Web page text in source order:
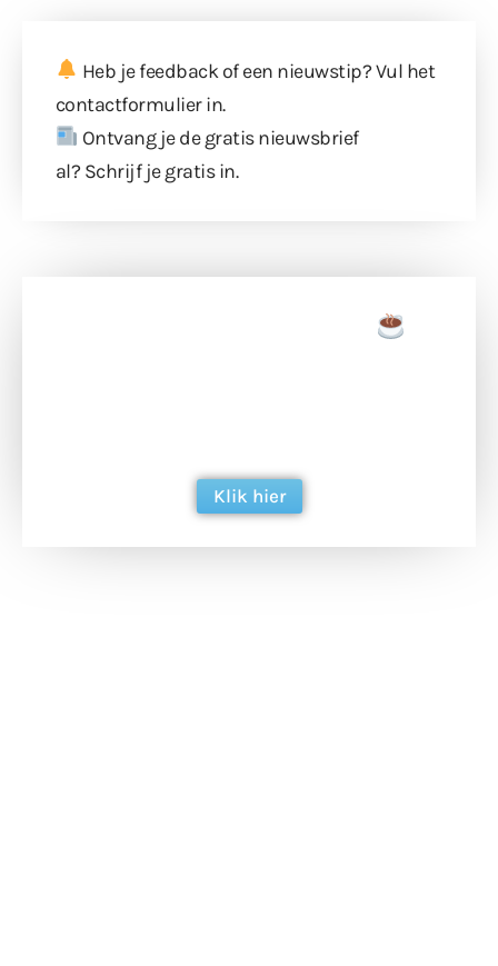
Heb je feedback of een nieuwstip? Vul het
contactformulierin.
Ontvang je de gratis nieuwsbrief
al? Schrijf je gratis in.
Klik hier